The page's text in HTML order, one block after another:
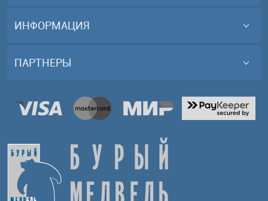
ИНФОРМАЦИЯ
ПАРТНЕРЫ